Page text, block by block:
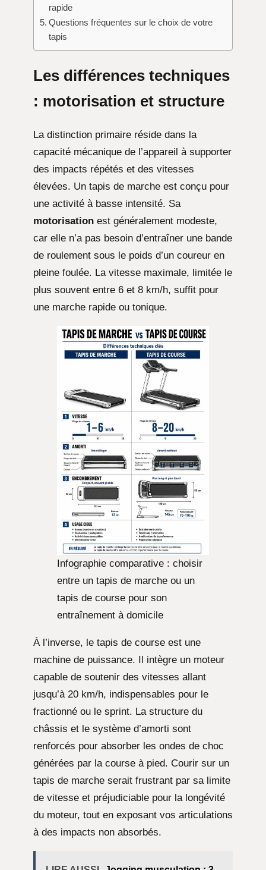
rapide
Questions fréquentes sur le choix de votre
tapis
Les différences techniques
: motorisation et structure
La distinction primaire réside dans la
capacité mécanique de l’appareil à supporter
des impacts répétés et des vitesses
élevées. Un tapis de marche est conçu pour
une activité à basse intensité. Sa
motorisation est généralement modeste,
car elle n’a pas besoin d’entraîner une bande
de roulement sous le poids d’un coureur en
pleine foulée. La vitesse maximale, limitée le
plus souvent entre 6 et 8 km/h, suffit pour
une marche rapide ou tonique.
Infographie comparative : choisir
entre un tapis de marche ou un
tapis de course pour son
entraînement à domicile
À l’inverse, le tapis de course est une
machine de puissance. Il intègre un moteur
capable de soutenir des vitesses allant
jusqu’à 20 km/h, indispensables pour le
fractionné ou le sprint. La structure du
châssis et le système d’amorti sont
renforcés pour absorber les ondes de choc
générées par la course à pied. Courir sur un
tapis de marche serait frustrant par sa limite
de vitesse et préjudiciable pour la longévité
du moteur, tout en exposant vos articulations
à des impacts non absorbés.